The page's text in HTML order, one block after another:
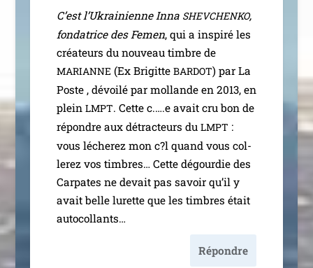
C’est l’Ukrainienne Inna SHEVCHENKO,
fon­da­trice des Femen, qui a ins­pi­ré les
créa­teurs du nou­veau timbre de
MARIANNE (Ex Brigitte BARDOT) par La
Poste , dévoi­lé par mol­lande en 2013, en
plein LMPT. Cette c.….e avait cru bon de
répondre aux détrac­teurs du LMPT :
vous léche­rez mon c?l quand vous col­
le­rez vos timbres… Cette dégour­die des
Carpates ne devait pas savoir qu’il y
avait belle lurette que les timbres était
autocollants…
Répondre